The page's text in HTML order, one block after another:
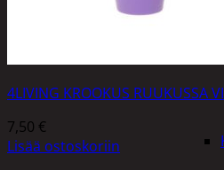
4LIVING KROOKUS RUUKUSSA
7,50 €
Lisää ostoskoriin